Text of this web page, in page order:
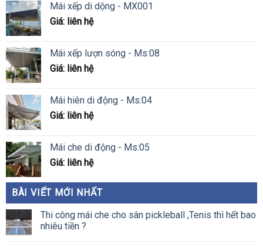
Mái xếp di dộng - MX001
Giá: liên hệ
Mái xếp lượn sóng - Ms:08
Giá: liên hệ
Mái hiên di động - Ms:04
Giá: liên hệ
Mái che di động - Ms:05
Giá: liên hệ
BÀI VIẾT MỚI NHẤT
Thi công mái che cho sân pickleball ,Tenis thì hết bao
nhiêu tiền ?